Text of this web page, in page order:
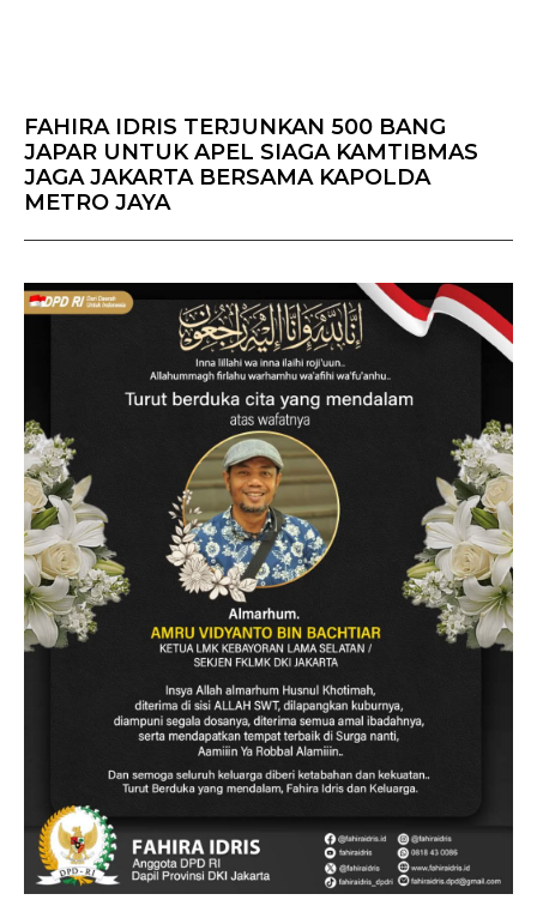
FAHIRA IDRIS TERJUNKAN 500 BANG
JAPAR UNTUK APEL SIAGA KAMTIBMAS
JAGA JAKARTA BERSAMA KAPOLDA
METRO JAYA